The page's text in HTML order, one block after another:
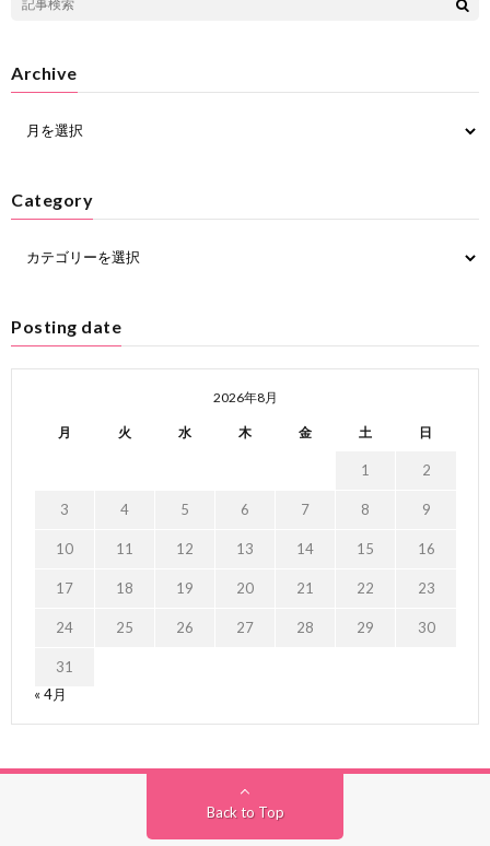
Archive
Category
Posting date
2026年8月
月 火 水 木 金 土 日
1 2
3 4 5 6 7 8 9
10 11 12 13 14 15 16
17 18 19 20 21 22 23
24 25 26 27 28 29 30
31
« 4月
Back to Top